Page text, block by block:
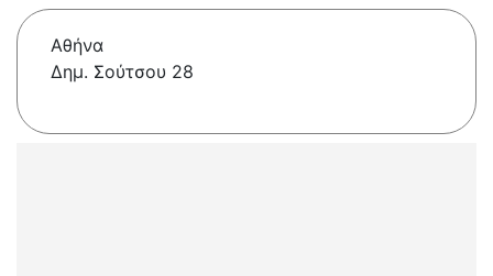
Αθήνα
Δημ. Σούτσου 28